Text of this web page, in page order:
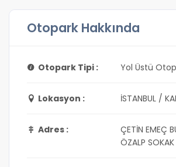
Otopark Hakkında
Otopark Tipi : Yol Üstü
Lokasyon : İSTANBUL /
Adres :
ÇETİN EMEÇ
ÖZALP